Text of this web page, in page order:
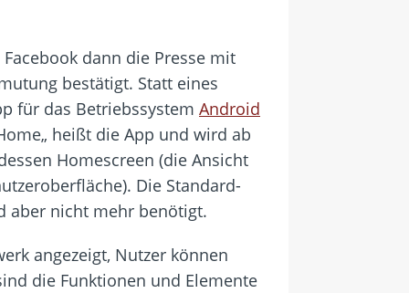
Facebook dann die Presse mit
bestätigt. Statt eines
für das Betriebssystem Android
heißt die App und wird ab
Homescreen (die Ansicht
Die Standard-
aber nicht mehr benötigt.
angezeigt, Nutzer können
die Funktionen und Elemente